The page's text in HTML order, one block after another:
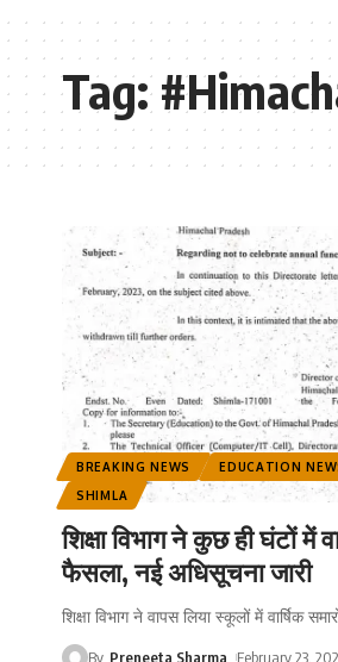
Tag:
BREAKING NEWS EDUCATION
SHIMLA
शिक्षा विभाग ने कुछ ही घंटों में
फैसला, नई अधिसूचना जारी
शिक्षा विभाग ने वापस लिया स्कूलों में वार्षिक
By Preneeta Sharma February 23,